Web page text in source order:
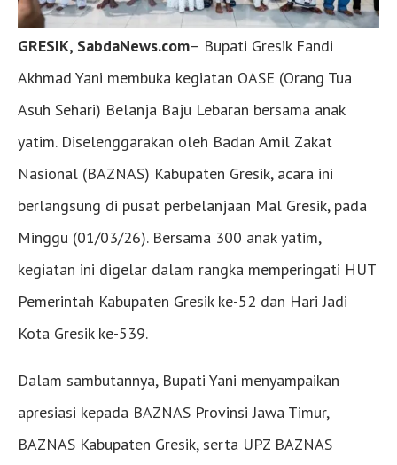
GRESIK, SabdaNews.com– Bupati Gresik Fandi
Akhmad Yani membuka kegiatan OASE (Orang Tua
Asuh Sehari) Belanja Baju Lebaran bersama anak
yatim. Diselenggarakan oleh Badan Amil Zakat
Nasional (BAZNAS) Kabupaten Gresik, acara ini
berlangsung di pusat perbelanjaan Mal Gresik, pada
Minggu (01/03/26). Bersama 300 anak yatim,
kegiatan ini digelar dalam rangka memperingati HUT
Pemerintah Kabupaten Gresik ke-52 dan Hari Jadi
Kota Gresik ke-539.
Dalam sambutannya, Bupati Yani menyampaikan
apresiasi kepada BAZNAS Provinsi Jawa Timur,
BAZNAS Kabupaten Gresik, serta UPZ BAZNAS